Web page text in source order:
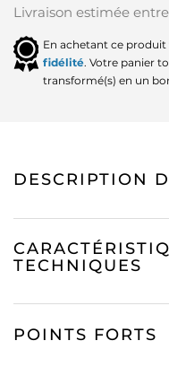
Livraison estimée
En achetant ce
fidélité. Votre panier
transformé(s) en un
DESCRIPTION
TECHNIQUES
POINTS FORTS